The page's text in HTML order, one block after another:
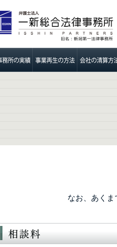
なお、あくま